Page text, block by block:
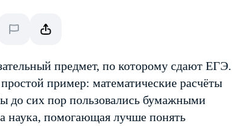
предмет, по которому сдают ЕГЭ.
пример: математические расчёты
до сих пор пользовались бумажными
наука, помогающая лучше понять